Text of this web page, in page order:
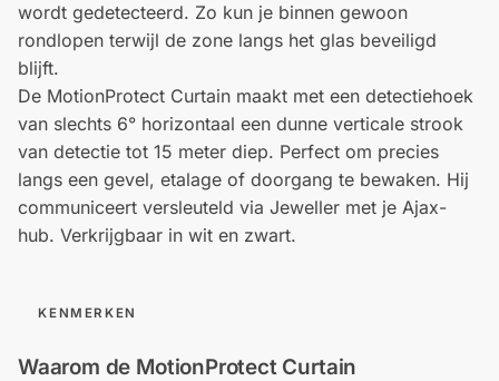
wordt gedetecteerd. Zo kun je binnen gewoon
rondlopen terwijl de zone langs het glas beveiligd
blijft.
De MotionProtect Curtain maakt met een detectiehoek
van slechts 6° horizontaal een dunne verticale strook
van detectie tot 15 meter diep. Perfect om precies
langs een gevel, etalage of doorgang te bewaken. Hij
communiceert versleuteld via Jeweller met je Ajax-
hub. Verkrijgbaar in wit en zwart.
KENMERKEN
Waarom de MotionProtect Curtain